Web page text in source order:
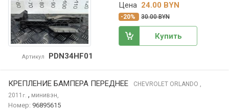
Артикул PDN34HF01
Цена 24.00 BYN
-20% 30.00 BYN
Купить
КРЕПЛЕНИЕ БАМПЕРА ПЕРЕДНЕЕ CHEVROLET ORLANDO
2011 г. , минивэн,
Номер: 96895615